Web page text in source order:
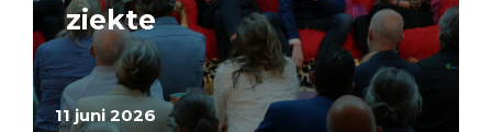
11 juni 2026
ziekte